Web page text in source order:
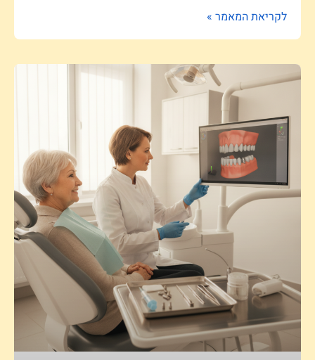
לקריאת המאמר »